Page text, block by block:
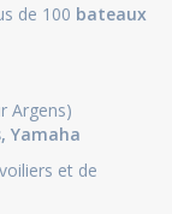
de 100 bateaux
Argens)
Yamaha
et de